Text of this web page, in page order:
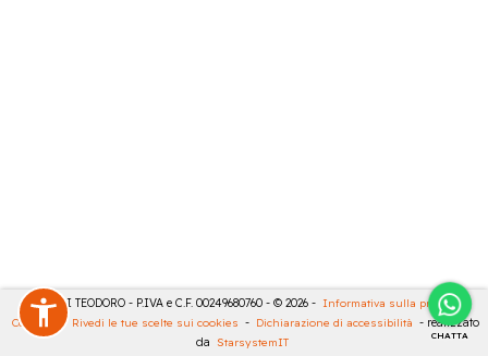
CHATTA
MASULLI TEODORO - P.IVA e C.F. 00249680760 - © 2026 - Informativa sulla privacy -
Cookies
- Rivedi le tue scelte sui cookies - Dichiarazione di accessibilità - realizzato
da StarsystemIT